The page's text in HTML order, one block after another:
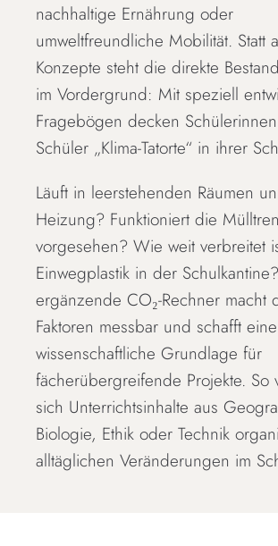
nachhaltige Ernährung oder
umweltfreundliche Mobilität. Statt
Konzepte steht die direkte
im Vordergrund: Mit speziell
Fragebögen decken
Schüler „Klima-Tatorte“ in ihrer
Läuft in leerstehenden Räumen
Heizung? Funktioniert die
vorgesehen? Wie weit verbreitet
Einwegplastik in der
ergänzende CO₂-Rechner macht
Faktoren messbar und schafft eine
wissenschaftliche Grundlage für
fächerübergreifende Projekte. So
sich Unterrichtsinhalte aus
Biologie, Ethik oder Technik
alltäglichen Veränderungen im